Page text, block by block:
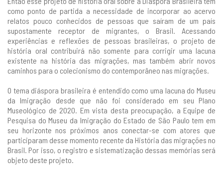
como ponto de partida a necessidade de incorporar ao acervo
relatos pouco conhecidos de pessoas que saíram de um país
supostamente receptor de migrantes, o Brasil. Acessando
experiências e reflexões de pessoas brasileiras, o projeto de
história oral contribuirá não somente para corrigir uma lacuna
existente na história das migrações, mas também abrir novos
caminhos para o colecionismo do contemporâneo nas migrações.
O tema diáspora brasileira é entendido como uma lacuna do Museu
da Imigração desde que não foi considerado em seu Plano
Museológico de 2020. Em vista desta preocupação, a Equipe de
Pesquisa do Museu da Imigração do Estado de São Paulo tem em
seu horizonte nos próximos anos conectar-se com atores que
participaram desse momento recente da História das migrações no
Brasil. Por isso, o registro e sistematização dessas memórias será
objeto deste projeto.